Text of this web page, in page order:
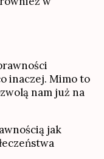
inaczej. Mimo to
nam już na
jak